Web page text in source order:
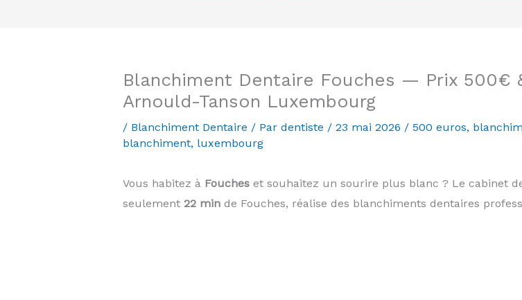
Blanchiment Dentaire Fouches — Prix 500€
Arnould-Tanson Luxembourg
/ Blanchiment Dentaire / Par dentiste / 23 mai 2026 / 500 euros,
blanchiment, luxembourg
Vous habitez à Foucheset souhaitez un sourire plus blanc ? Le cabinet
seulement 22 minde Fouches, réalise des blanchiments dentaires